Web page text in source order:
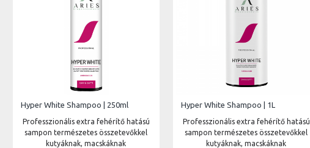
Hyper White Shampoo | 250ml
Professzionális extra fehérítő hatású
sampon természetes összetevőkkel
kutyáknak, macskáknak
Hyper White Shampoo | 1L
Professzionális extra fehérítő hatású
sampon természetes összetevőkkel
kutyáknak, macskáknak